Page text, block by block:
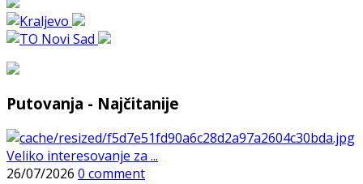
Putovanja - Najčitanije
Veliko interesovanje za ...
26/07/2026 0 comment